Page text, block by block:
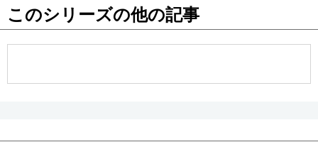
このシリーズの他の記事